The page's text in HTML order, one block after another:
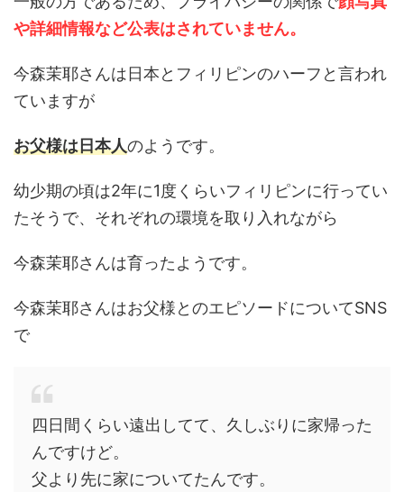
や詳細情報など公表はされていません。
今森茉耶さんは日本とフィリピンのハーフと言われ
ていますが
お父様は日本人のようです。
幼少期の頃は2年に1度くらいフィリピンに行ってい
たそうで、それぞれの環境を取り入れながら
今森茉耶さんは育ったようです。
今森茉耶さんはお父様とのエピソードについてSNS
で
四日間くらい遠出してて、久しぶりに家帰った
んですけど。
父より先に家についてたんです。